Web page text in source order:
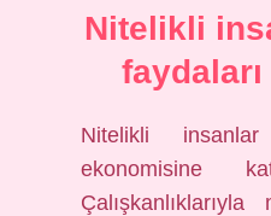
Nitelikli
Nitelikli
ekonomisine